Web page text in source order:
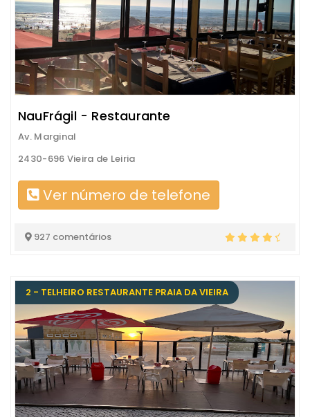
NauFrágil - Restaurante
Av. Marginal
2430-696 Vieira de Leiria
Ver número de telefone
927 comentários
2 - TELHEIRO RESTAURANTE PRAIA DA VIEIRA